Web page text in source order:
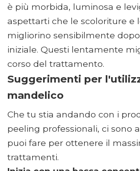
è più morbida, luminosa e
aspettarti che le scoloriture e
migliorino sensibilmente
iniziale. Questi lentamente
corso del trattamento.
Suggerimenti per
mandelico
Che tu stia andando con i
peeling professionali, ci sono
puoi fare per ottenere il
trattamenti.